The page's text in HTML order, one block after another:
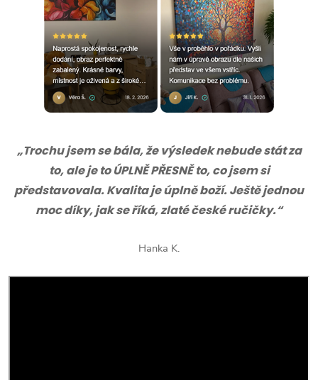
„Trochu jsem se bála, že výsledek nebude stát za
to, ale je to ÚPLNĚ PŘESNĚ to, co jsem si
představovala. Kvalita je úplně boží. Ještě jednou
moc díky, jak se říká, zlaté české ručičky.“
Hanka K.